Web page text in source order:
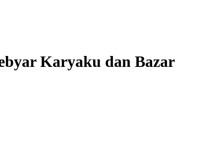
Karyaku dan Bazar